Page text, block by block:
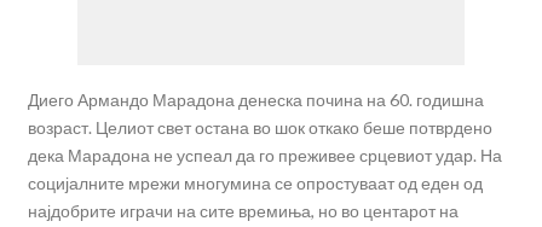
Диего Армандо Марадона денеска почина на 60. годишна
возраст. Целиот свет остана во шок откако беше потврдено
дека Марадона не успеал да го преживее срцевиот удар. На
социјалните мрежи многумина се опростуваат од еден од
најдобрите играчи на сите времиња, но во центарот на